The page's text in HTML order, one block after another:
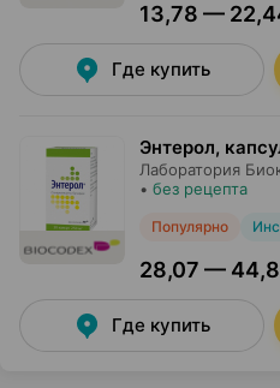
13,78 —
Где купить
Энтерол,
Лаборатория
• без рецепта
Популярно
28,07 —
Где купить